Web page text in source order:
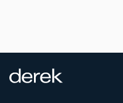
Cuidado y Lavado